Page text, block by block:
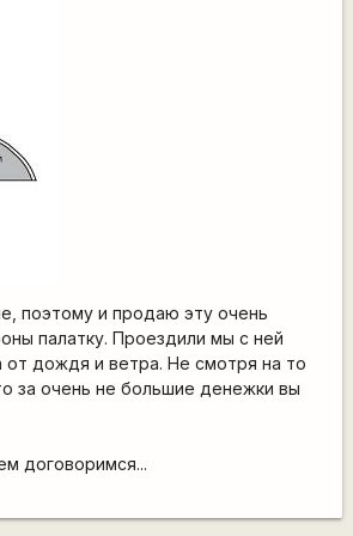
поэтому и продаю эту очень
палатку. Проездили мы с ней
от дождя и ветра. Не смотря на то
за очень не большие денежки вы
договоримся...